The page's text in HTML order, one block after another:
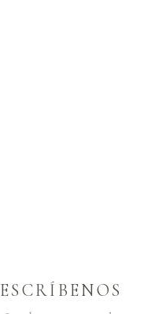
ESCRÍBENOS